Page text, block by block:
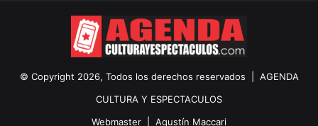
© Copyright 2026, Todos los derechos reservados | AGENDA
CULTURA Y ESPECTACULOS
Webmaster | Agustín Maccari